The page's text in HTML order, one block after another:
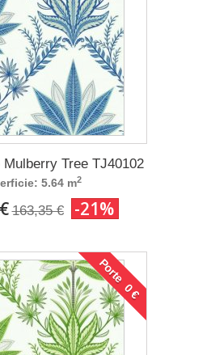
Mulberry Tree TJ40102
5.64 m2
163,35 € -21%
Porte 0 €